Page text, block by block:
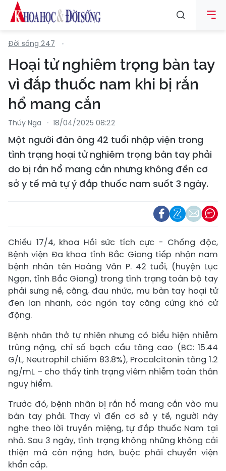
Đời sống 247
Hoại tử nghiêm trọng bàn tay
vì đắp thuốc nam khi bị rắn
hổ mang cắn
Thúy Nga 18/04/2025 08:22
Một người đàn ông 42 tuổi nhập viện trong
tình trạng hoại tử nghiêm trọng bàn tay phải
do bị rắn hổ mang cắn nhưng không đến cơ
sở y tế mà tự ý đắp thuốc nam suốt 3 ngày.
Chiều 17/4, khoa Hồi sức tích cực - Chống độc,
Bệnh viện Đa khoa tỉnh Bắc Giang tiếp nhận nam
bệnh nhân tên Hoàng Văn P. 42 tuổi, (huyện Lục
Ngạn, tỉnh Bắc Giang) trong tình trạng toàn bộ tay
phải sưng nề, căng, đau nhức, mu bàn tay hoại tử
đen lan nhanh, các ngón tay căng cứng khó cử
động.
Bệnh nhân thở tự nhiên nhưng có biểu hiện nhiễm
trùng nặng, chỉ số bạch cầu tăng cao (BC: 15.44
G/L, Neutrophil chiếm 83.8%), Procalcitonin tăng 1.2
ng/mL – cho thấy tình trạng viêm nhiễm toàn thân
nguy hiểm.
Trước đó, bệnh nhân bị rắn hổ mang cắn vào mu
bàn tay phải. Thay vì đến cơ sở y tế, người này
nghe theo lời truyền miệng, tự đắp thuốc Nam tại
nhà. Sau 3 ngày, tình trạng không những không cải
thiện mà còn nặng hơn, buộc phải chuyển viện
khẩn cấp.